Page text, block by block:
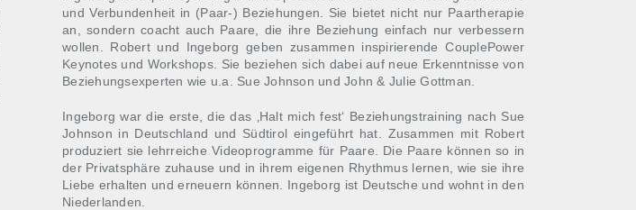
und Verbundenheit in (Paar-) Beziehungen. Sie bietet nicht nur Paartherapie
an, sondern coacht auch Paare, die ihre Beziehung einfach nur verbessern
wollen. Robert und Ingeborg geben zusammen inspirierende CouplePower
Keynotes und Workshops. Sie beziehen sich dabei auf neue Erkenntnisse von
Beziehungsexperten wie u.a. Sue Johnson und John & Julie Gottman.
Ingeborg war die erste, die das ‚Halt mich fest‘ Beziehungstraining nach Sue
Johnson in Deutschland und Südtirol eingeführt hat. Zusammen mit Robert
produziert sie lehrreiche Videoprogramme für Paare. Die Paare können so in
der Privatsphäre zuhause und in ihrem eigenen Rhythmus lernen, wie sie ihre
Liebe erhalten und erneuern können. Ingeborg ist Deutsche und wohnt in den
Niederlanden.